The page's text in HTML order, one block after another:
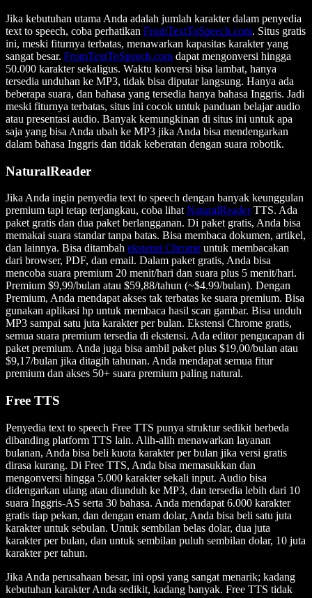
Jika kebutuhan utama Anda adalah jumlah karakter dalam penyedia
text to speech, coba perhatikan FromTextToSpeech.com. Situs gratis
ini, meski fiturnya terbatas, menawarkan kapasitas karakter yang
sangat besar. FromTextToSpeech.com dapat mengonversi hingga
50.000 karakter sekaligus. Waktu konversi bisa lambat, hanya
tersedia unduhan ke MP3, tidak bisa diputar langsung. Hanya ada
beberapa suara, dan bahasa yang tersedia hanya bahasa Inggris. Jadi
meski fiturnya terbatas, situs ini cocok untuk panduan belajar audio
atau presentasi audio. Banyak kemungkinan di situs ini untuk apa
saja yang bisa Anda ubah ke MP3 jika Anda bisa mendengarkan
dalam bahasa Inggris dan tidak keberatan dengan suara robotik.
NaturalReader
Jika Anda ingin penyedia text to speech dengan banyak keunggulan
premium tapi tetap terjangkau, coba lihat NaturalReaderTTS. Ada
paket gratis dan dua paket berlangganan. Di paket gratis, Anda bisa
memakai suara standar tanpa batas. Bisa membaca dokumen, artikel,
dan lainnya. Bisa ditambah ekstensi Chrome untuk membacakan
dari browser, PDF, dan email. Dalam paket gratis, Anda bisa
mencoba suara premium 20 menit/hari dan suara plus 5 menit/hari.
Premium $9,99/bulan atau $59,88/tahun (~$4.99/bulan). Dengan
Premium, Anda mendapat akses tak terbatas ke suara premium. Bisa
gunakan aplikasi hp untuk membaca hasil scan gambar. Bisa unduh
MP3 sampai satu juta karakter per bulan. Ekstensi Chrome gratis,
semua suara premium tersedia di ekstensi. Ada editor pengucapan di
paket premium. Anda juga bisa ambil paket plus $19,00/bulan atau
$9,17/bulan jika ditagih tahunan. Anda mendapat semua fitur
premium dan akses 50+ suara premium paling natural.
Free TTS
Penyedia text to speech Free TTS punya struktur sedikit berbeda
dibanding platform TTS lain. Alih-alih menawarkan layanan
bulanan, Anda bisa beli kuota karakter per bulan jika versi gratis
dirasa kurang. Di Free TTS, Anda bisa memasukkan dan
mengonversi hingga 5.000 karakter sekali input. Audio bisa
didengarkan ulang atau diunduh ke MP3, dan tersedia lebih dari 10
suara Inggris-AS serta 30 bahasa. Anda mendapat 6.000 karakter
gratis tiap pekan, dan dengan enam dolar, Anda bisa beli satu juta
karakter untuk sebulan. Untuk sembilan belas dolar, dua juta
karakter per bulan, dan untuk sembilan puluh sembilan dolar, 10 juta
karakter per tahun.
Jika Anda perusahaan besar, ini opsi yang sangat menarik; kadang
kebutuhan karakter Anda sedikit, kadang banyak. Free TTS tidak